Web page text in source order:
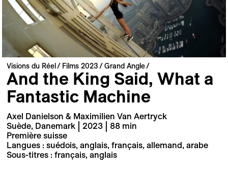
Visions du Réel Films 2023 Grand Angle
And the King Said, What a
Fantastic Machine
Axel Danielson & Maximilien Van Aertryck
Suède, Danemark | 2023 | 88 min
Première suisse
Langues : suédois, anglais, français, allemand, arabe
Sous-titres : français, anglais